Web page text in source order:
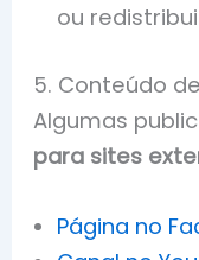
ou
5. Conteúdo
Algumas
para sites
Página no